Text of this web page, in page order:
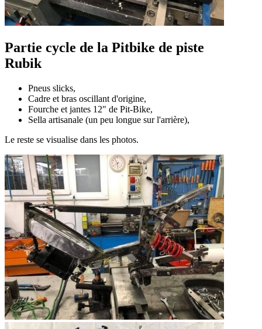
Partie cycle de la Pitbike de piste
Rubik
Pneus slicks,
Cadre et bras oscillant d'origine,
Fourche et jantes 12" de Pit-Bike,
Sella artisanale (un peu longue sur l'arrière),
Le reste se visualise dans les photos.